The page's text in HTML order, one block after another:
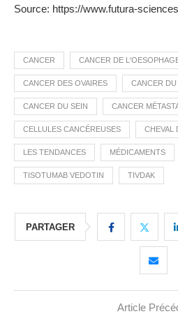
Source: https://www.futura-
CANCER CANCER DE
CANCER DES OVAIRES CANCER DU
CANCER DU SEIN CANCER
CELLULES CANCÉREUSES CHEVAL
LES TENDANCES MÉDICAMENTS
TISOTUMAB VEDOTIN TIVDAK
PARTAGER
Article